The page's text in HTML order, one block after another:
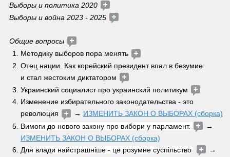
Выборы и политика 2020
Выборы и война 2023 - 2025
Общие вопросы
Методику выборов пора менять
Отец нации. Как корейский президент впал в безумие
и стал жестоким диктатором
Украинский социалист про украинский политикум
Изменение избирательного законодательства - это
революция
→ ИЗМЕНИТЬ ЗАКОН О ВЫБОРАХ (сборка)
Вимоги до нового закону про вибори у парламент.
ИЗМЕНИТЬ ЗАКОН О ВЫБОРАХ (сборка)
Для влади найстрашніше - це розумне суспільство